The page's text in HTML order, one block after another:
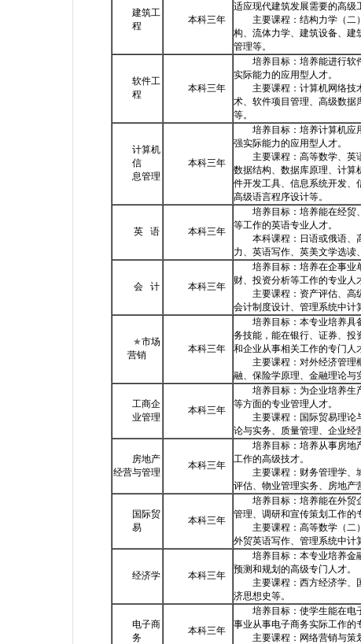
建筑工
程
本科三年
适应现代建筑发展需要的高级
主要课程：结构力学（二
构、流体力学、建筑设备、建
管理等。
软件工
程
本科三年
培养目标：培养能进行软
实际能力的应用型人才。
主要课程：计算机网络技
术、软件项目管理、高级数据
等。
计算机
信
息管理
本科三年
培养目标：培养计算机应
强实际能力的应用型人才。
主要课程：高等数学、英
数据结构、数据库原理、计算
件开发工具、信息系统开发、
高级语言程序设计等。
英 语 本科三年
培养目标：培养能在经贸
等工作的英语专业人才。
本科课程：日语或俄语、
力、英语写作、英美文学选读
会 计 本科三年
培养目标：培养在企事业
财、投资分析等工作的专业人
主要课程：资产评估、高
会计制度设计、管理系统中计
★市场
营销
本科三年
培养目标：本专业培养具
务技能，能在银行、证券、投
和企业从事相关工作的专门人
主要课程：对外经济管理
融、保险学原理、金融理论与
工商企
业管理
本科三年
培养目标：为企业培养生
等方面的专业管理人才。
主要课程：国际贸易理论
论与实务、质量管理、企业经
房地产
经营与管理
本科三年
培养目标：培养从事房地
工作的高级技才。
主要课程：财务管理学、
评估、物业管理实务、房地产
国际贸
易
本科三年
培养目标：培养能在外贸
管理、调研和宣传策划工作的
主要课程：高等数学（二
外贸英语写作、管理系统中计
经济学 本科三年
培养目标：本专业培养金
预测和规划的高级专门人才。
主要课程：西方经济学、
济思想史等。
电子商
务
本科三年
培养目标：使学生能在电
事业从事电子商务实际工作的
主要课程：网络营销与策